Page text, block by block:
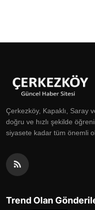
Çerkezköy, Kapaklı, Saray
doğru ve hızlı şekilde
siyasete kadar tüm önemli
Trend Olan